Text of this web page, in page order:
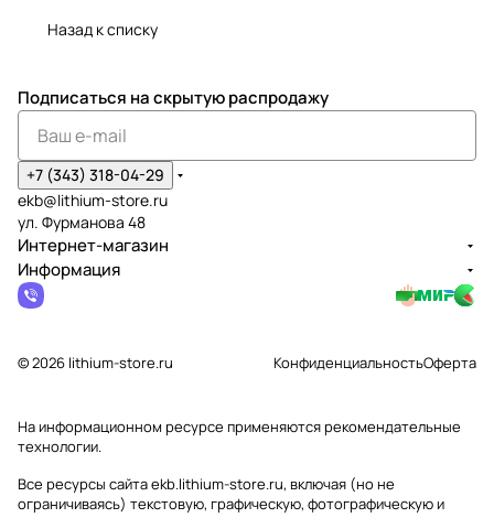
Назад к списку
Подписаться на скрытую распродажу
+7 (343) 318-04-29
ekb@lithium-store.ru
ул. Фурманова 48
Интернет-магазин
Информация
© 2026 lithium-store.ru КонфиденциальностьОферта
На информационном ресурсе применяютсярекомендательные
технологии.
Все ресурсы сайта ekb.lithium-store.ru, включая (но не
ограничиваясь) текстовую, графическую, фотографическую и